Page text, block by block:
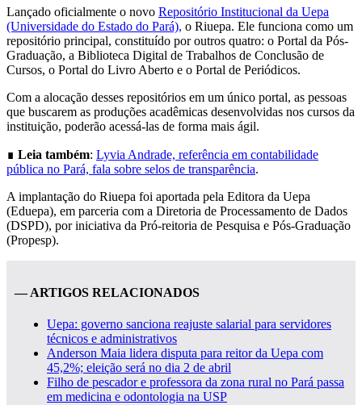
Lançado oficialmente o novo Repositório Institucional da Uepa
(Universidade do Estado do Pará), o Riuepa. Ele funciona como um
repositório principal, constituído por outros quatro: o Portal da Pós-
Graduação, a Biblioteca Digital de Trabalhos de Conclusão de
Cursos, o Portal do Livro Aberto e o Portal de Periódicos.
Com a alocação desses repositórios em um único portal, as pessoas
que buscarem as produções acadêmicas desenvolvidas nos cursos da
instituição, poderão acessá-las de forma mais ágil.
∎ Leia também: Lyvia Andrade, referência em contabilidade
pública no Pará, fala sobre selos de transparência.
A implantação do Riuepa foi aportada pela Editora da Uepa
(Eduepa), em parceria com a Diretoria de Processamento de Dados
(DSPD), por iniciativa da Pró-reitoria de Pesquisa e Pós-Graduação
(Propesp).
— ARTIGOS RELACIONADOS
Uepa: governo sanciona reajuste salarial para servidores
técnicos e administrativos
Anderson Maia lidera disputa para reitor da Uepa com
45,2%; eleição será no dia 2 de abril
Filho de pescador e professora da zona rural no Pará passa
em medicina e odontologia na USP